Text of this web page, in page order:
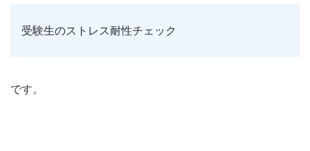
受験生のストレス耐性チェック
です。